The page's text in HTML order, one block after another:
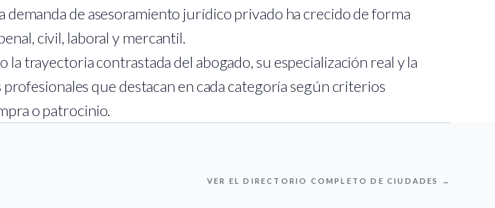
de asesoramiento jurídico privado ha crecido de forma
civil, laboral y mercantil.
trayectoria contrastada del abogado, su especialización real y la
que destacan en cada categoría según criterios
o patrocinio.
VER EL DIRECTORIO COMPLETO DE CIUDADES →